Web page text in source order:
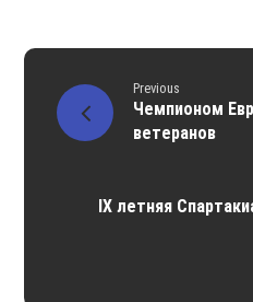
Previous
Чемпионом
ветеранов
IX летняя